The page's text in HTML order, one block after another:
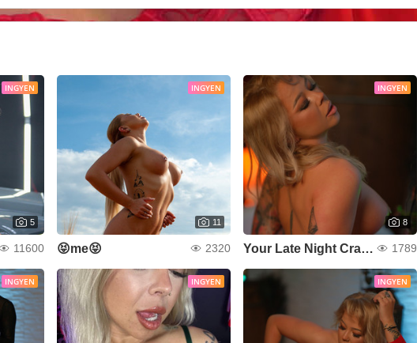
INGYEN
5
11600
INGYEN
11
😝me😝 2320
INGYEN
8
Your Late Night Craving 1789
INGYEN INGYEN INGYEN